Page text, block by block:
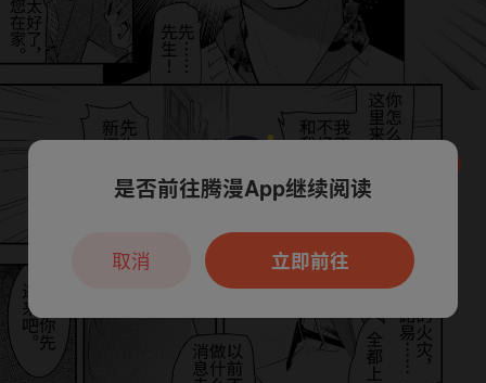
本章节仅支持App阅读，可打开App新用
户7天免费看
是否前往腾漫App继续阅读
立即前往
取消